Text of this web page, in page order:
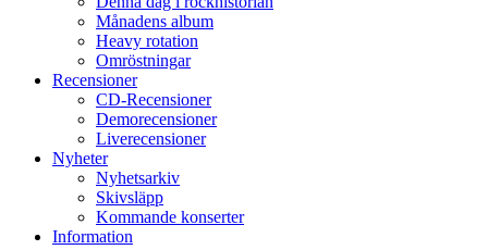
Månadens album
Heavy rotation
Omröstningar
Recensioner
CD-Recensioner
Demorecensioner
Liverecensioner
Nyheter
Nyhetsarkiv
Skivsläpp
Kommande konserter
Information